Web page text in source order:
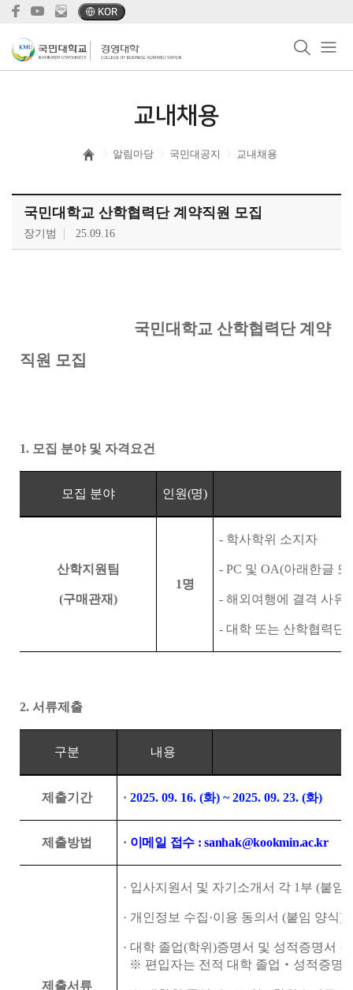
KOR
교내채용
알림마당 국민대공지 교내채용
국민대학교 산학협력단 계약직원 모집
장기범 25.09.16
국민대학교 산학협력단 계약
직원 모집
1. 모집 분야 및 자격요건
모집 분야 인원(명)
산학지원팀
(구매관재)
1명
- 학사학위 소지자
- PC 및 OA(아래한글
- 해외여행에 결격 사유
- 대학 또는 산학협력단
2. 서류제출
구분 내용
제출기간 · 2025. 09. 16. (화) ~ 2025. 09. 23. (화)
제출방법 · 이메일 접수 : sanhak@kookmin.ac.kr
제출서류
· 입사지원서 및 자기소개서 각 1 부 (붙임
· 개인정보 수집 ·이용 동의서 (붙임 양식)
· 대학 졸업(학위 )증명서 및 성적증명서
※ 편입자는 전적 대학 졸업 ‧ 성적증명